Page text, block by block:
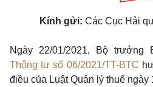
Kính gửi: Các Cục Hải
Ngày 22/01/2021, Bộ trưởng
Thông tư số 06/2021/TT-BTC
điều của Luật Quản lý thuế ngày